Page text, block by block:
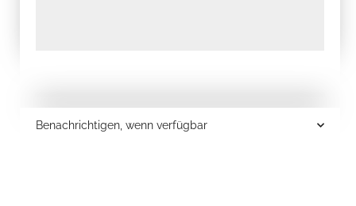
Benachrichtigen, wenn verfügbar